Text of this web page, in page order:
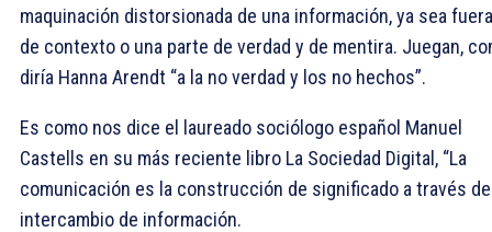
maquinación distorsionada de una información, ya sea fuera
de contexto o una parte de verdad y de mentira. Juegan,
diría Hanna Arendt “a la no verdad y los no hechos”.
Es como nos dice el laureado sociólogo español Manuel
Castells en su más reciente libro La Sociedad Digital, “La
comunicación es la construcción de significado a través
intercambio de información.